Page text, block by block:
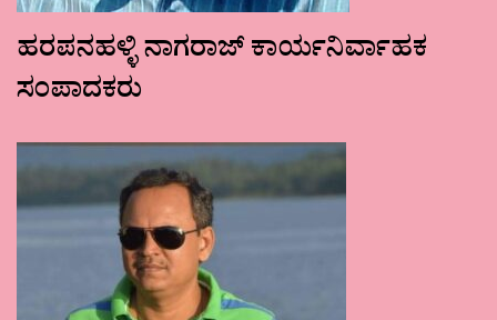
ಹರಪನಹಳ್ಳಿ ನಾಗರಾಜ್ ಕಾರ್ಯನಿರ್ವಾಹಕ
ಸಂಪಾದಕರು